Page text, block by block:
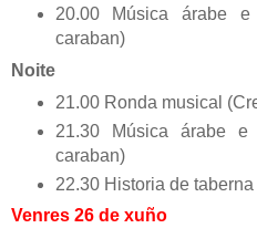
20.00 Música árabe
caraban)
Noite
21.00 Ronda musical
21.30 Música árabe
caraban)
22.30 Historia de
Venres 26 de xuño